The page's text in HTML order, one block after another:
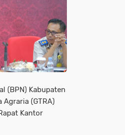
(BPN) Kabupaten
Agraria (GTRA)
Kantor